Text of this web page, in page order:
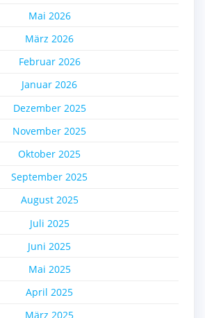
Mai 2026
März 2026
Februar 2026
Januar 2026
Dezember 2025
November 2025
Oktober 2025
September 2025
August 2025
Juli 2025
Juni 2025
Mai 2025
April 2025
März 2025